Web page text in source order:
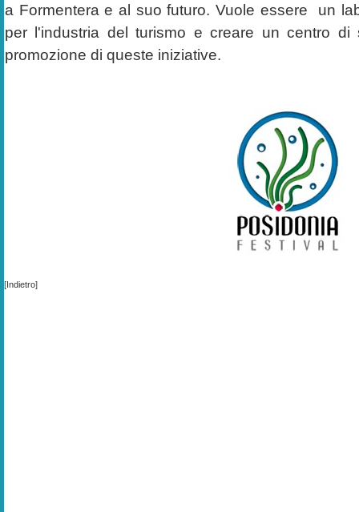
a Formentera e al suo futuro. Vuole essere un
per l'industria del turismo e creare un centro di
promozione di queste iniziative.
[Indietro]